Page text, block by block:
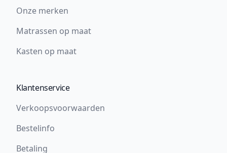
Onze merken
Matrassen op maat
Kasten op maat
Klantenservice
Verkoopsvoorwaarden
Bestelinfo
Betaling